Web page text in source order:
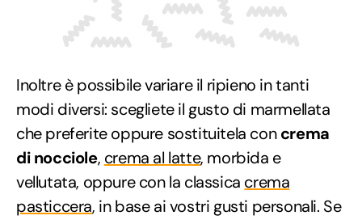
Inoltre è possibile variare il ripieno in tanti
modi diversi: scegliete il gusto di marmellata
che preferite oppure sostituitela concrema
di nocciole, crema al latte, morbida e
vellutata, oppure con la classica crema
pasticcera, in base ai vostri gusti personali. Se